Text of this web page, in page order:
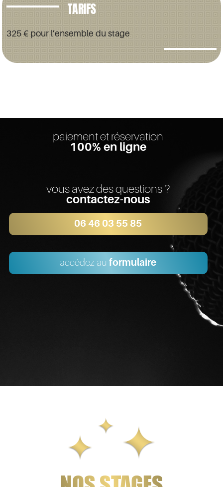
TARIFS
325 € pour l’ensemble du stage
paiement et réservation
100% en ligne
vous avez des questions ?
contactez-nous
06 46 03 55 85
accédez auformulaire